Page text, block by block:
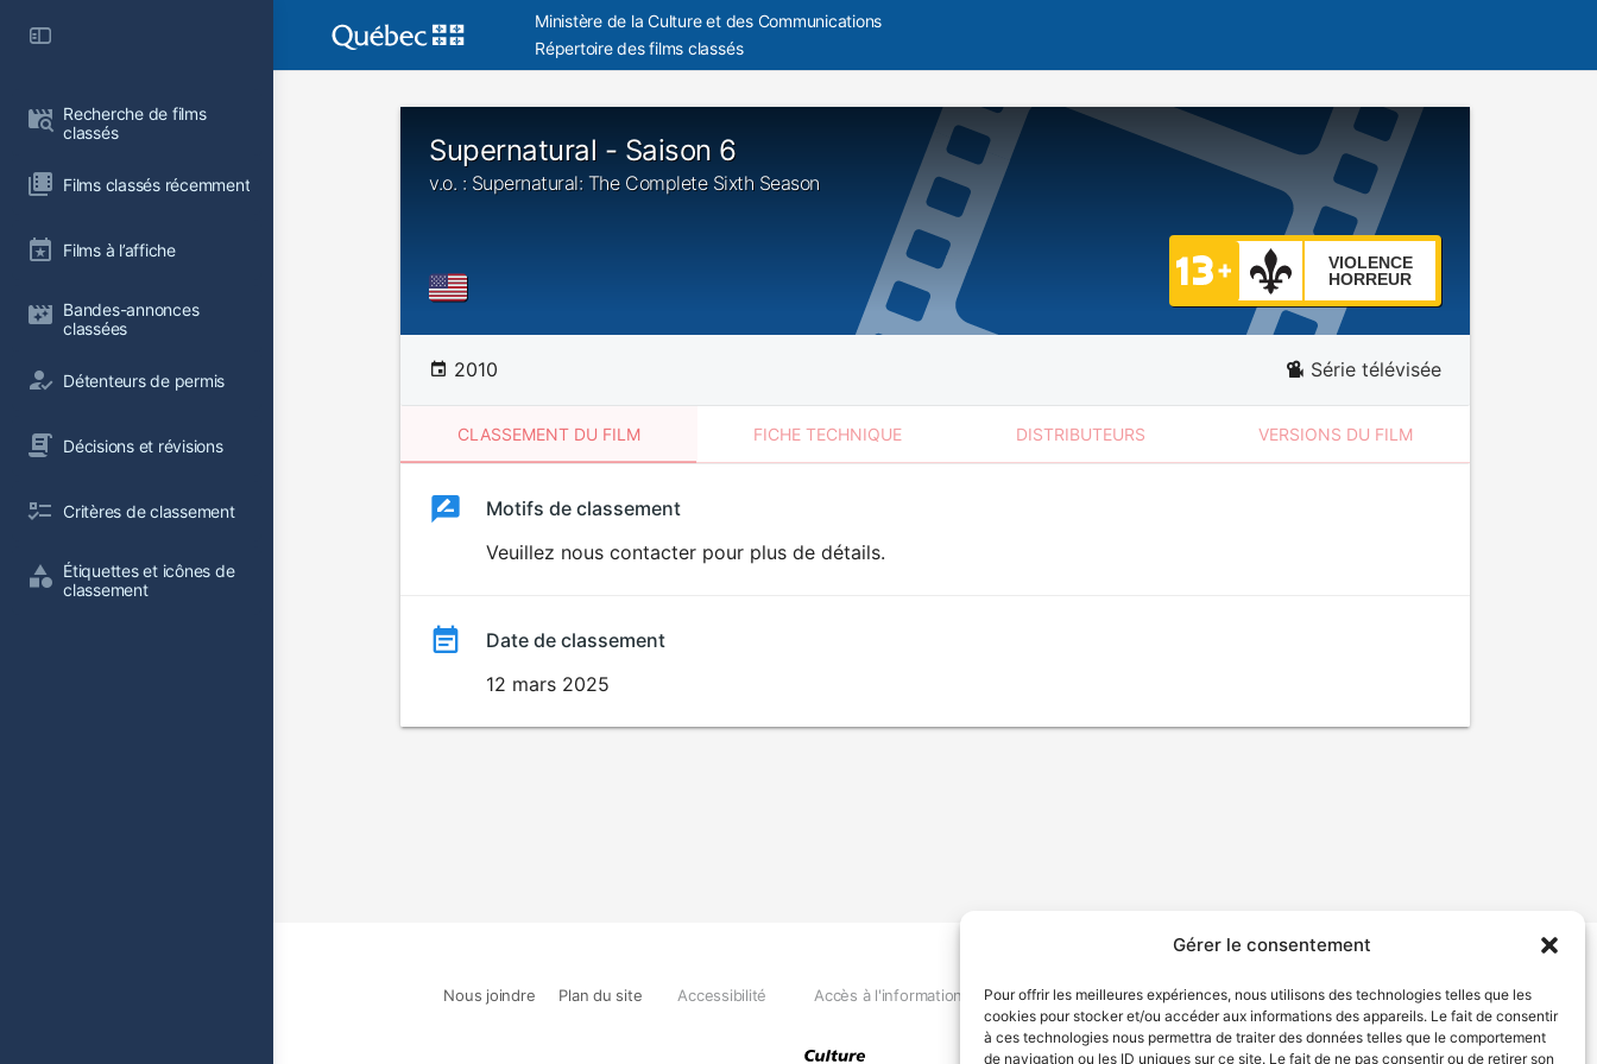
Gérer le consentement
Pour offrir les meilleures expériences, nous utilisons des technologies telles que les
cookies pour stocker et/ou accéder aux informations des appareils. Le fait de consentir
à ces technologies nous permettra de traiter des données telles que le comportement
de navigation ou les ID uniques sur ce site. Le fait de ne pas consentir ou de retirer son
Recherche de films
classés
Films classés récemment
Films à l’affiche
Bandes-annonces
classées
Détenteurs de permis
Décisions et révisions
Critères de classement
Étiquettes et icônes de
classement
Ministère de la Culture et des Communications
Répertoire des films classés
Supernatural - Saison 6
v.o. : Supernatural: The Complete Sixth Season
VIOLENCE
HORREUR
2010 Série télévisée
CLASSEMENT DU FILM FICHE TECHNIQUE DISTRIBUTEURS VERSIONS DU FILM
ClassementClassement
VIOLENCE
Motifs de classement
Veuillez nous contacter pour plus de détails.
Date de classement
12 mars 2025
Nous joindre Plan du site Accessibilité Accès à l'information Déclaration de services Politique de confidentialité